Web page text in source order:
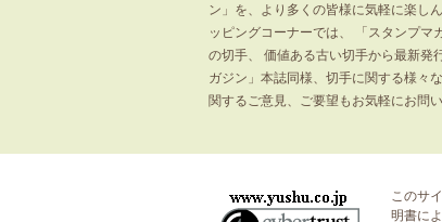
ン」を、より多くの皆様に気軽に楽し
ッピングコーナーでは、 「スタンプ
の切手、 価値ある古い切手から最新発
ガジン」本誌同様、切手に関する様々
関するご意見、ご要望もお気軽にお問
このサ
明書に